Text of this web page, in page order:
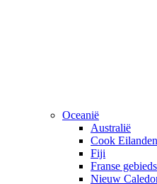
Oceanië
Australië
Cook Eilanden
Fiji
Franse
Nieuw